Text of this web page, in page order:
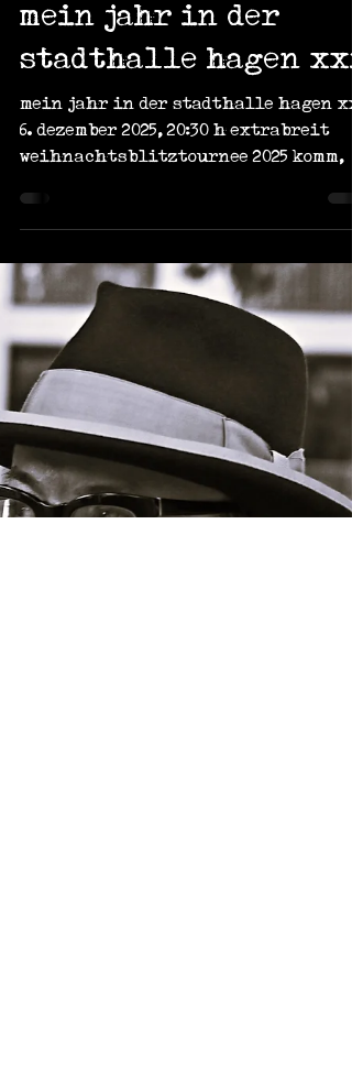
sven söhnchen
mein jahr in der
stadthalle hagen xxi
weihnachtsblitztournee 2025 komm,
komm, komm, komm - komm nach
mach dein gluck. bin bereits in
hagen, wo in der thalia-
buchhandlung am vormittag das
aktuelle hagenbuch aus dem
verlag vorgestellt wird. in einem der
dort veröffentlichten beiträge geht
es um die acht jahre des
am hengsteysee und den dortigen